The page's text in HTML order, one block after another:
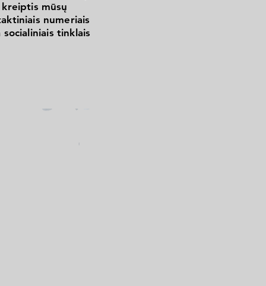
kreiptis mūsų
numeriais
socialiniais tinklais